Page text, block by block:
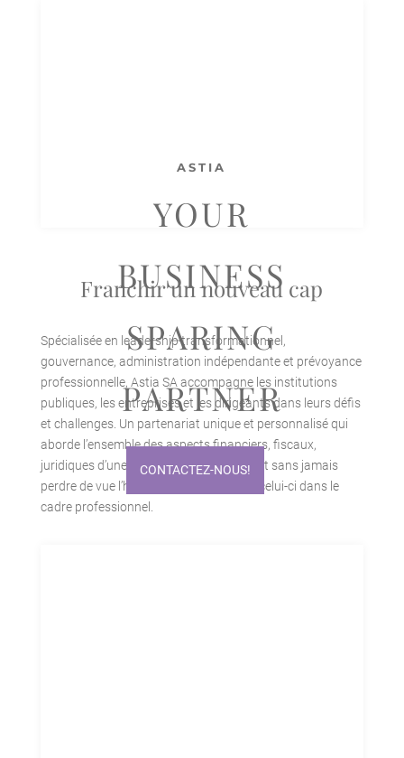
ASTIA
YOUR
BUSINESS
SPARING
PARTNER
CONTACTEZ-NOUS!
Franchir un nouveau cap
Spécialisée en leadership transformationnel,
gouvernance, administration indépendante et prévoyance
professionnelle, Astia SA accompagne les institutions
publiques, les entreprises et les dirigeants dans leurs défis
et challenges. Un partenariat unique et personnalisé qui
aborde l’ensemble des aspects financiers, fiscaux,
juridiques d’une conduite du changement sans jamais
perdre de vue l’humain, et l’évolution de celui-ci dans le
cadre professionnel.